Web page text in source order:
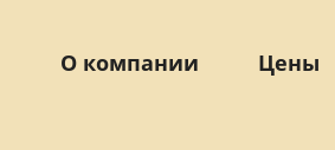
О компании Цены